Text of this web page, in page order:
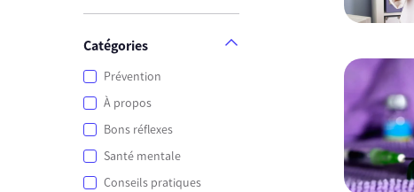
Catégories
Prévention
À propos
Bons réflexes
Santé mentale
Conseils pratiques